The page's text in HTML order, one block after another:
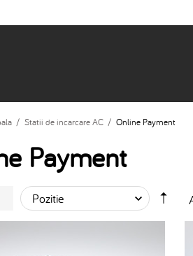
/ Statii de incarcare AC / Online Payment
Payment